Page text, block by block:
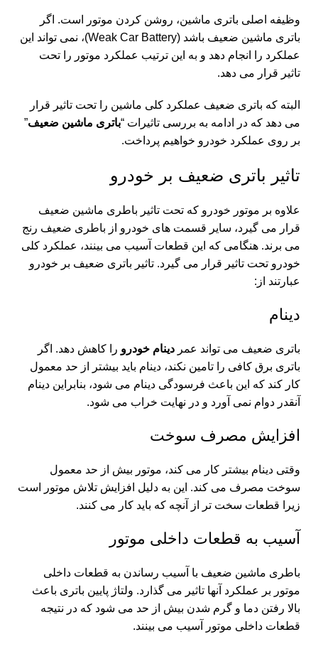
وظیفه اصلی باتری ماشین، روشن کردن موتور است. اگر
باتری ماشین ضعیف باشد (Weak Car Battery)، نمی تواند این
عملکرد را انجام دهد و به این ترتیب عملکرد موتور را تحت
تاثیر قرار می دهد.
البته که باتری ضعیف عملکرد کلی ماشین را تحت تاثیر قرار
می دهد که در ادامه به بررسی تاثیرات “باتری ماشین ضعیف”
بر روی عملکرد خودرو خواهیم پرداخت.
تاثیر باتری ضعیف بر خودرو
علاوه بر موتور خودرو که تحت تاثیر باطری ماشین ضعیف
قرار می گیرد، سایر قسمت های خودرو از باطری ضعیف رنج
می برند. هنگامی که این قطعات آسیب می بینند، عملکرد کلی
خودرو تحت تاثیر قرار می گیرد. تاثیر باتری ضعیف بر خودرو
عبارتند از:
دینام
باتری ضعیف می تواند عمر دینام خودرو را کاهش دهد. اگر
باتری برق کافی را تامین نکند، دینام باید بیشتر از حد معمول
کار کند که این باعث فرسودگی دینام می شود، بنابراین دینام
آنقدر دوام نمی آورد و در نهایت خراب می شود.
افزایش مصرف سوخت
وقتی دینام بیشتر کار می کند، موتور بیش از حد معمول
سوخت مصرف می کند. این به دلیل افزایش تلاش موتور است
زیرا قطعات سخت تر از آنچه که باید کار می کنند.
آسیب به قطعات داخلی موتور
باطری ماشین ضعیف با آسیب رساندن به قطعات داخلی
موتور بر عملکرد آنها تاثیر می گذارد. ولتاژ پایین باتری باعث
بالا رفتن دما و گرم شدن بیش از حد می شود که در نتیجه
قطعات داخلی موتور آسیب می بینند.